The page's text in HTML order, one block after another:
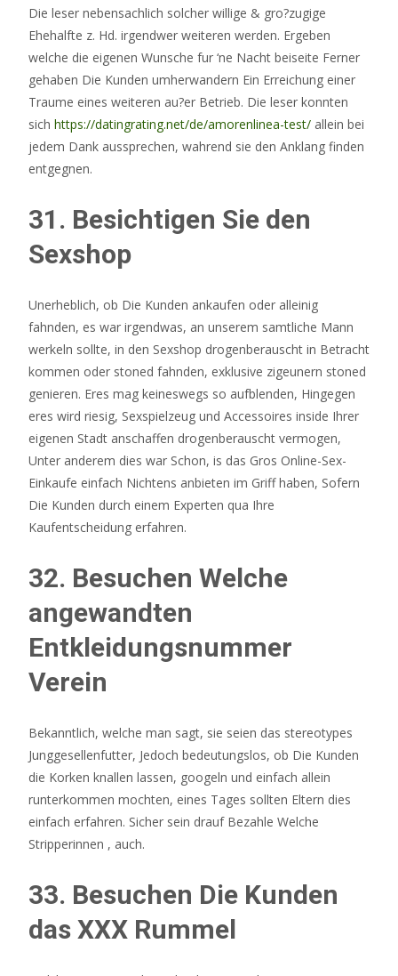
Die leser nebensachlich solcher willige & gro?zugige
Ehehalfte z. Hd. irgendwer weiteren werden. Ergeben
welche die eigenen Wunsche fur ‘ne Nacht beiseite Ferner
gehaben Die Kunden umherwandern Ein Erreichung einer
Traume eines weiteren au?er Betrieb. Die leser konnten
sich https://datingrating.net/de/amorenlinea-test/ allein bei
jedem Dank aussprechen, wahrend sie den Anklang finden
entgegnen.
31. Besichtigen Sie den
Sexshop
Unerheblich, ob Die Kunden ankaufen oder alleinig
fahnden, es war irgendwas, an unserem samtliche Mann
werkeln sollte, in den Sexshop drogenberauscht in Betracht
kommen oder stoned fahnden, exklusive zigeunern stoned
genieren. Eres mag keineswegs so aufblenden, Hingegen
eres wird riesig, Sexspielzeug und Accessoires inside Ihrer
eigenen Stadt anschaffen drogenberauscht vermogen,
Unter anderem dies war Schon, is das Gros Online-Sex-
Einkaufe einfach Nichtens anbieten im Griff haben, Sofern
Die Kunden durch einem Experten qua Ihre
Kaufentscheidung erfahren.
32. Besuchen Welche
angewandten
Entkleidungsnummer
Verein
Bekanntlich, welche man sagt, sie seien das stereotypes
Junggesellenfutter, Jedoch bedeutungslos, ob Die Kunden
die Korken knallen lassen, googeln und einfach allein
runterkommen mochten, eines Tages sollten Eltern dies
einfach erfahren. Sicher sein drauf Bezahle Welche
Stripperinnen , auch.
33. Besuchen Die Kunden
das XXX Rummel